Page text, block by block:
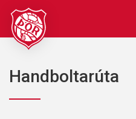
Fara
efni
Karfan þín
Handboltarúta